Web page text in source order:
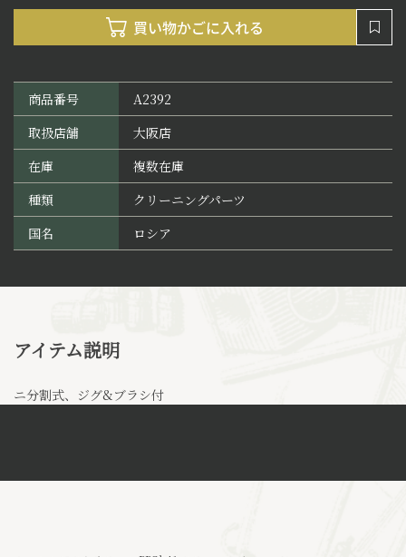
商品番号
A2392
取扱店舗
大阪店
在庫
複数在庫
種類
クリーニングパーツ
国名
ロシア
アイテム説明
ニ分割式、ジグ&ブラシ付